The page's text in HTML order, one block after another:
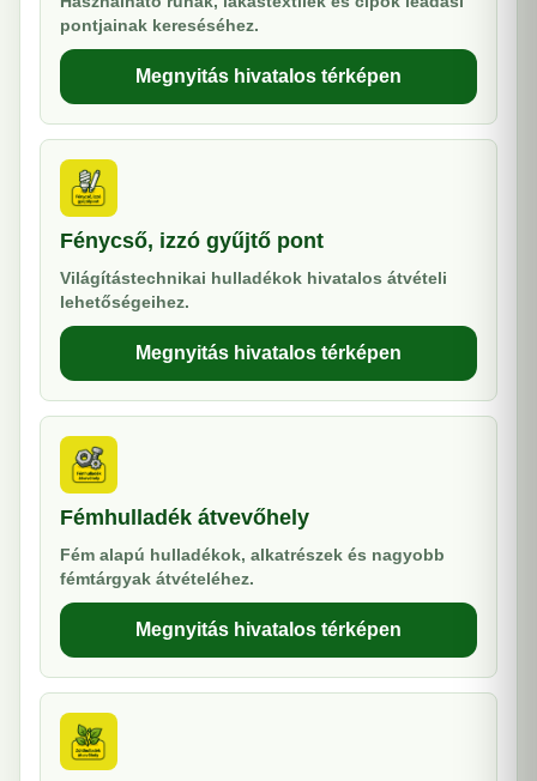
pontjainak kereséséhez.
Megnyitás hivatalos térképen
Fénycső, izzó gyűjtő pont
Világítástechnikai hulladékok hivatalos átvételi
lehetőségeihez.
Megnyitás hivatalos térképen
Fémhulladék átvevőhely
Fém alapú hulladékok, alkatrészek és nagyobb
fémtárgyak átvételéhez.
Megnyitás hivatalos térképen